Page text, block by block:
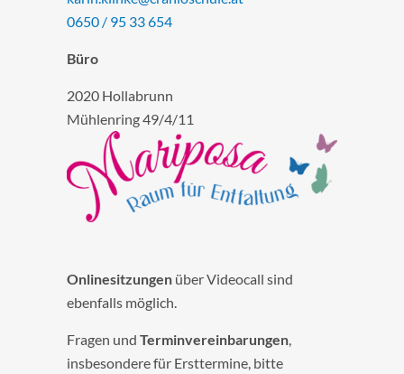
0650 / 95 33 654
Büro
2020 Hollabrunn
Mühlenring 49/4/11
Onlinesitzungen über Videocall sind
ebenfalls möglich.
Fragen und Terminvereinbarungen,
insbesondere für Ersttermine, bitte